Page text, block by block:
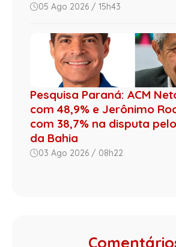
05 Ago 2026 / 15h43
Pesquisa Paraná: ACM
com 48,9% e Jerônimo
com 38,7% na disputa
da Bahia
03 Ago 2026 / 08h22